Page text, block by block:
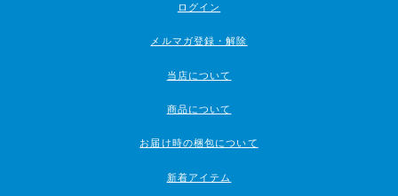
ログイン
メルマガ登録・解除
当店について
商品について
お届け時の梱包について
新着アイテム